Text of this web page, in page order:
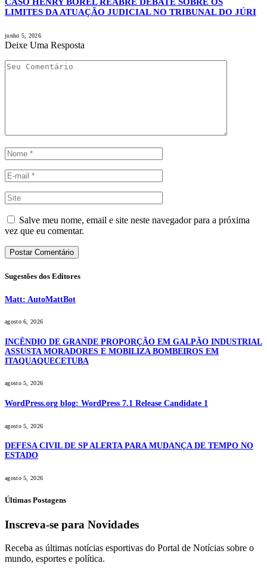
CASO HENRY BOREL REABRE DEBATE SOBRE OS
LIMITES DA ATUAÇÃO JUDICIAL NO TRIBUNAL DO JÚRI
junho 5, 2026
Deixe Uma Resposta
Salve meu nome, email e site neste navegador para a próxima
vez que eu comentar.
Sugestões dos Editores
Matt: AutoMattBot
agosto 6, 2026
INCÊNDIO DE GRANDE PROPORÇÃO EM GALPÃO INDUSTRIAL
ASSUSTA MORADORES E MOBILIZA BOMBEIROS EM
ITAQUAQUECETUBA
agosto 5, 2026
WordPress.org blog: WordPress 7.1 Release Candidate 1
agosto 5, 2026
DEFESA CIVIL DE SP ALERTA PARA MUDANÇA DE TEMPO NO
ESTADO
agosto 5, 2026
Últimas Postagens
Inscreva-se para Novidades
Receba as últimas notícias esportivas do Portal de Notícias sobre o
mundo, esportes e política.